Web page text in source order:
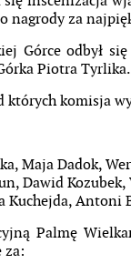
nagrody za
Górce odbył
Piotra Tyrlika.
komisja
Maja Dadok,
Dawid
Antoni
Palmę
za: